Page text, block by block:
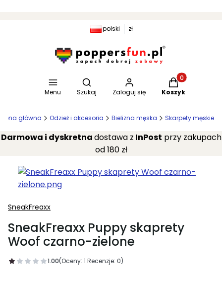
polski zł
Menu
Otwórz wyszukiwarkę
Szukaj Zaloguj się
Produkty w
Koszyk
główna Odzież i akcesoria Bielizna męska Skarpety męskie
Darmowa i dyskretnadostawa z InPost przy zakupach
od 180 zł
SneakFreaxx
SneakFreaxx Puppy skaprety
Woof czarno-zielone
1.00(Oceny: 1 Recenzje: 0)